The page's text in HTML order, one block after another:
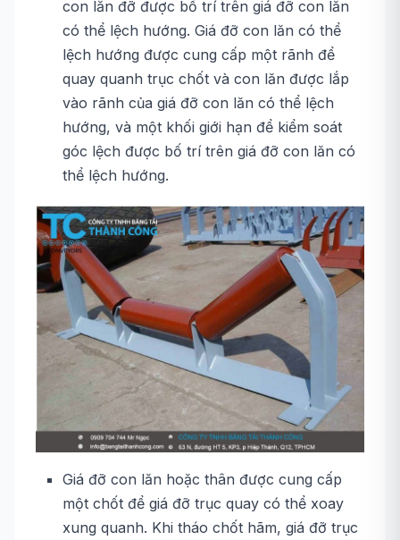
con lăn đỡ được bố trí trên giá đỡ con lăn
có thể lệch hướng. Giá đỡ con lăn có thể
lệch hướng được cung cấp một rãnh để
quay quanh trục chốt và con lăn được lắp
vào rãnh của giá đỡ con lăn có thể lệch
hướng, và một khối giới hạn để kiểm soát
góc lệch được bố trí trên giá đỡ con lăn có
thể lệch hướng.
Giá đỡ con lăn hoặc thân được cung cấp
một chốt để giá đỡ trục quay có thể xoay
xung quanh. Khi tháo chốt hãm, giá đỡ trục